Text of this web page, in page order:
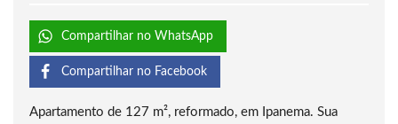
Compartilhar no WhatsApp
Compartilhar no Facebook
Apartamento de 127 m², reformado, em Ipanema. Sua